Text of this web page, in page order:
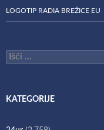
LOGOTIP RADIA BREŽICE EU
Išči:
KATEGORIJE